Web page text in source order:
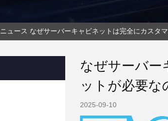
ュース なぜサーバーキャビネットは完全にカスタ
なぜサーバー
ットが必要な
2025-09-10